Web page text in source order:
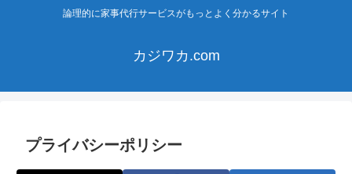
論理的に家事代行サービスがもっとよく分かるサイト
カジワカ.com
プライバシーポリシー